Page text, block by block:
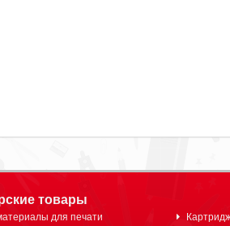
товары
для печати